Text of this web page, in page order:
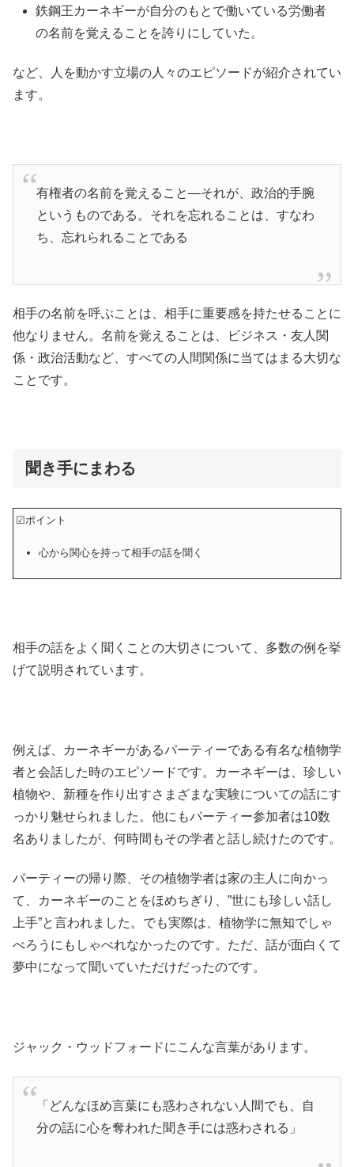
鉄鋼王カーネギーが自分のもとで働いている労働者
の名前を覚えることを誇りにしていた。
など、人を動かす立場の人々のエピソードが紹介されてい
ます。
有権者の名前を覚えること―それが、政治的手腕
というものである。それを忘れることは、すなわ
ち、忘れられることである
相手の名前を呼ぶことは、相手に重要感を持たせることに
他なりません。名前を覚えることは、ビジネス・友人関
係・政治活動など、すべての人間関係に当てはまる大切な
ことです。
聞き手にまわる
☑ポイント
心から関心を持って相手の話を聞く
相手の話をよく聞くことの大切さについて、多数の例を挙
げて説明されています。
例えば、カーネギーがあるパーティーである有名な植物学
者と会話した時のエピソードです。カーネギーは、珍しい
植物や、新種を作り出すさまざまな実験についての話にす
っかり魅せられました。他にもパーティー参加者は10数
名ありましたが、何時間もその学者と話し続けたのです。
パーティーの帰り際、その植物学者は家の主人に向かっ
て、カーネギーのことをほめちぎり、”世にも珍しい話し
上手”と言われました。でも実際は、植物学に無知でしゃ
べろうにもしゃべれなかったのです。ただ、話が面白くて
夢中になって聞いていただけだったのです。
ジャック・ウッドフォードにこんな言葉があります。
「どんなほめ言葉にも惑わされない人間でも、自
分の話に心を奪われた聞き手には惑わされる」